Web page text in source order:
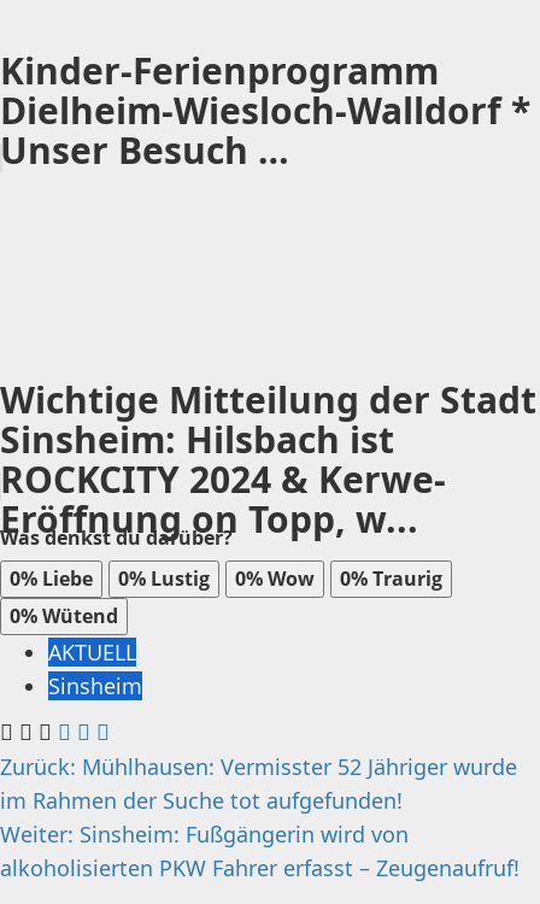
Kinder-Ferienprogramm
Dielheim-Wiesloch-Walldorf *
Unser Besuch …
Wichtige Mitteilung der Stadt
Sinsheim: Hilsbach ist
ROCKCITY 2024 & Kerwe-
Eröffnung on Topp, w...
Was denkst du darüber?
0% Liebe 0% Lustig 0%Wow 0%Traurig
0%Wütend
AKTUELL
Sinsheim
Beitragsnavigation
Zurück: Mühlhausen: Vermisster 52 Jähriger wurde
im Rahmen der Suche tot aufgefunden!
Weiter: Sinsheim: Fußgängerin wird von
alkoholisierten PKW Fahrer erfasst – Zeugenaufruf!